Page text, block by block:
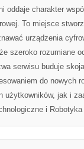
oddaje charakter
To miejsce
urządzenia
szeroko rozumiane
serwisu buduje
do nowych
użytkowników, jak i
i